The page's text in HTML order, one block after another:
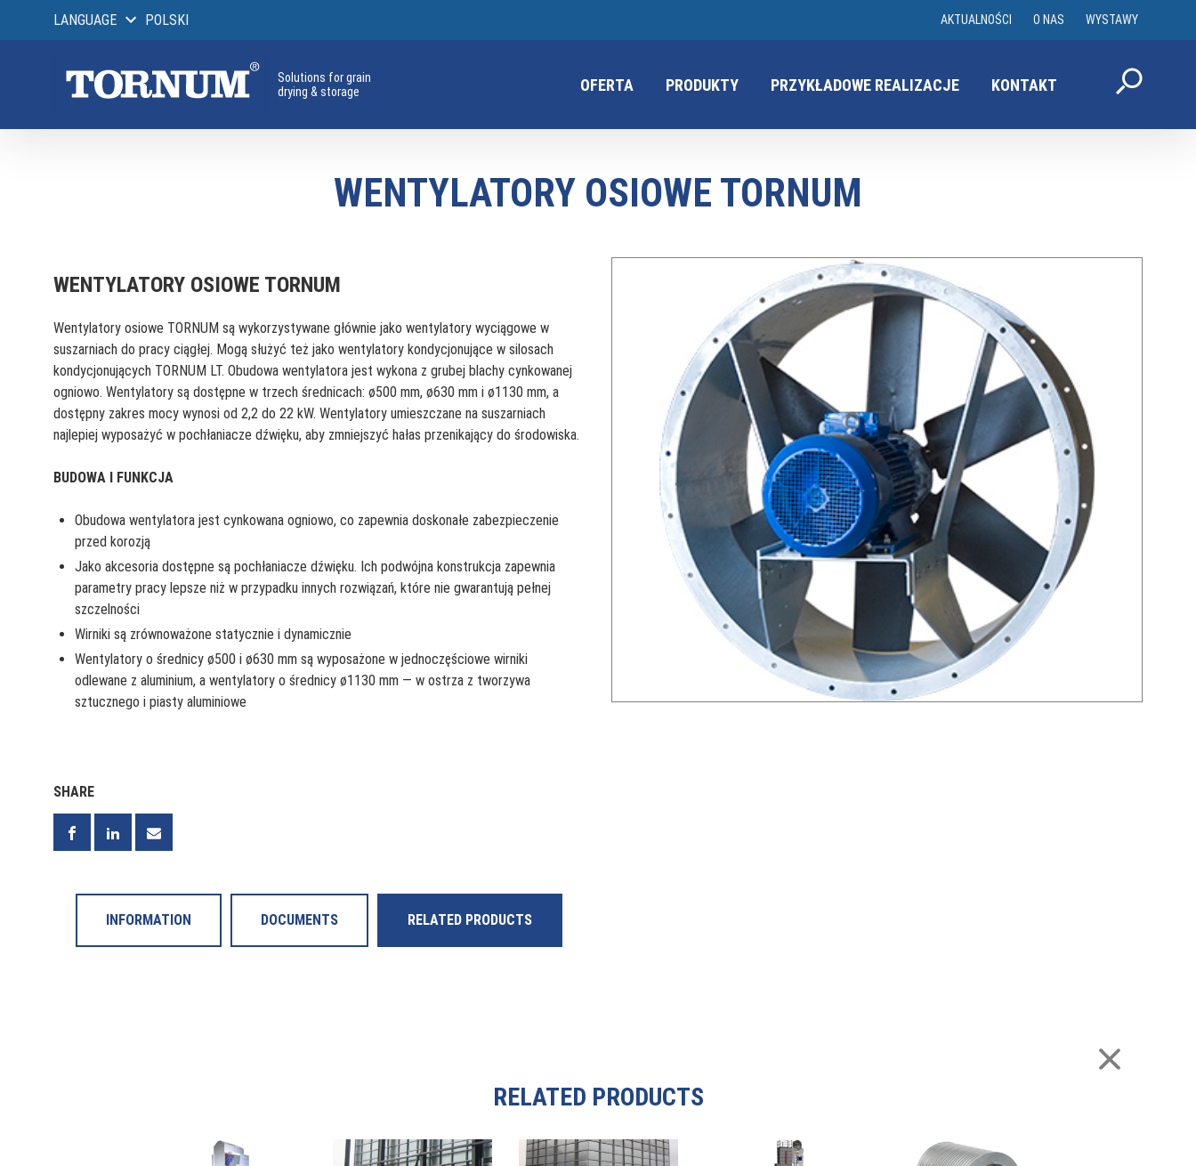
LANGUAGE POLSKI AKTUALNOŚCI O NAS WYSTAWY
Solutions for grain
drying & storage
OFERTA PRODUKTY PRZYKŁADOWE REALIZACJE KONTAKT
WENTYLATORY OSIOWE TORNUM
WENTYLATORY OSIOWE TORNUM
Wentylatory osiowe TORNUM są wykorzystywane głównie jako wentylatory wyciągowe w
suszarniach do pracy ciągłej. Mogą służyć też jako wentylatory kondycjonujące w silosach
kondycjonujących TORNUM LT. Obudowa wentylatora jest wykona z grubej blachy cynkowanej
ogniowo. Wentylatory są dostępne w trzech średnicach: ø500 mm, ø630 mm i ø1130 mm, a
dostępny zakres mocy wynosi od 2,2 do 22 kW. Wentylatory umieszczane na suszarniach
najlepiej wyposażyć w pochłaniacze dźwięku, aby zmniejszyć hałas przenikający do środowiska.
BUDOWA I FUNKCJA
Obudowa wentylatora jest cynkowana ogniowo, co zapewnia doskonałe zabezpieczenie
przed korozją
Jako akcesoria dostępne są pochłaniacze dźwięku. Ich podwójna konstrukcja zapewnia
parametry pracy lepsze niż w przypadku innych rozwiązań, które nie gwarantują pełnej
szczelności
Wirniki są zrównoważone statycznie i dynamicznie
Wentylatory o średnicy ø500 i ø630 mm są wyposażone w jednoczęściowe wirniki
odlewane z aluminium, a wentylatory o średnicy ø1130 mm — w ostrza z tworzywa
sztucznego i piasty aluminiowe
SHARE
INFORMATION DOCUMENTS RELATED PRODUCTS
RELATED PRODUCTS